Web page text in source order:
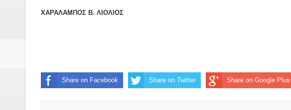
ΧΑΡΑΛΑΜΠΟΣ Β. ΛΙΟΛΙΟΣ
Share on Facebook Share on Twitter Share on Google Plus